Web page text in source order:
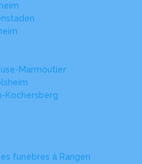
Marmoutier
Kochersberg
funèbres à Rangen